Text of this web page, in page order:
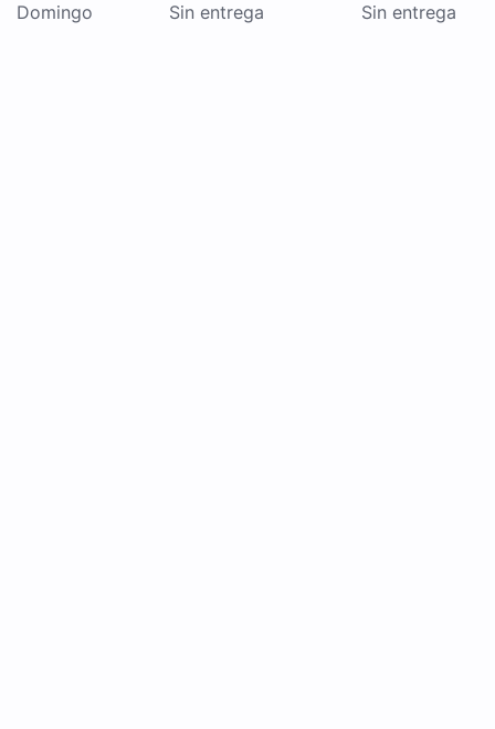
Domingo Sin entrega Sin entrega